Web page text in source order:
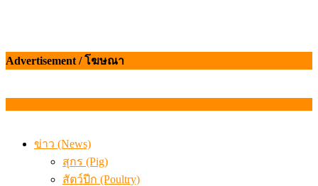
Advertisement / โฆษณา
ข่าว (News)
สุกร (Pig)
สัตว์ปีก (Poultry)